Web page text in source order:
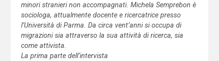
minori stranieri non accompagnati. Michela Semprebon è
sociologa, attualmente docente e ricercatrice presso
l’Università di Parma. Da circa vent’anni si occupa di
migrazioni sia attraverso la sua attività di ricerca, sia
come attivista.
La prima parte dell’intervista